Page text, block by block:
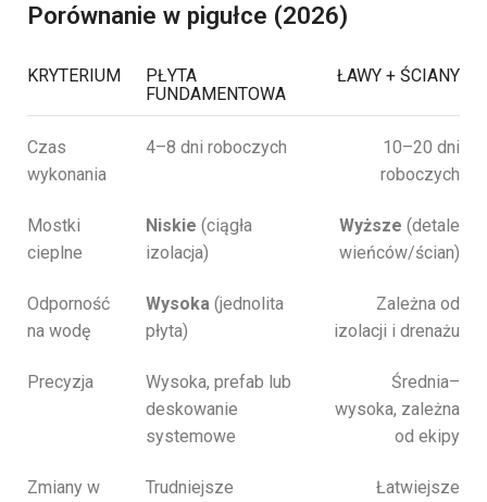
Porównanie w pigułce (2026)
KRYTERIUM
PŁYTA
FUNDAMENTOWA
ŁAWY + ŚCIANY
Czas
wykonania
4–8 dni roboczych
10–20 dni
roboczych
Mostki
cieplne
Niskie (ciągła
izolacja)
Wyższe (detale
wieńców/ścian)
Odporność
na wodę
Wysoka (jednolita
płyta)
Zależna od
izolacji i drenażu
Precyzja
Wysoka, prefab lub
deskowanie
systemowe
Średnia–
wysoka, zależna
od ekipy
Zmiany w
Trudniejsze Łatwiejsze